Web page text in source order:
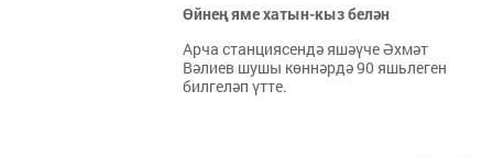
Өйнең яме хатын-кыз белән
Арча станциясендә яшәүче Әхмәт
Вәлиев шушы көннәрдә 90 яшьлеген
билгеләп үтте.